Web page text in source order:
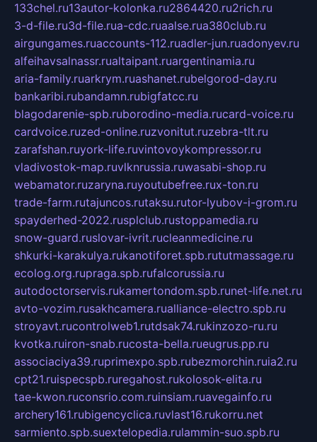
133chel.ru13autor-kolonka.ru2864420.ru2rich.ru
3-d-file.ru3d-file.rua-cdc.ruaalse.rua380club.ru
airgungames.ruaccounts-112.ruadler-jun.ruadonyev.ru
alfeihavsalnassr.rualtaipant.ruargentinamia.ru
aria-family.ruarkrym.ruashanet.rubelgorod-day.ru
bankaribi.rubandamn.rubigfatcc.ru
blagodarenie-spb.ruborodino-media.rucard-voice.ru
cardvoice.ruzed-online.ruzvonitut.ruzebra-tlt.ru
zarafshan.ruyork-life.ruvintovoykompressor.ru
vladivostok-map.ruvlknrussia.ruwasabi-shop.ru
webamator.ruzaryna.ruyoutubefree.rux-ton.ru
trade-farm.rutajuncos.rutaksu.rutor-lyubov-i-grom.ru
spayderhed-2022.rusplclub.rustoppamedia.ru
snow-guard.ruslovar-ivrit.rucleanmedicine.ru
shkurki-karakulya.rukanotiforet.spb.rututmassage.ru
ecolog.org.rupraga.spb.rufalcorussia.ru
autodoctorservis.rukamertondom.spb.runet-life.net.ru
avto-vozim.rusakhcamera.rualliance-electro.spb.ru
stroyavt.rucontrolweb1.rutdsak74.rukinzozo-ru.ru
kvotka.ruiron-snab.rucosta-bella.rueugrus.pp.ru
associaciya39.ruprimexpo.spb.rubezmorchin.ruia2.ru
cpt21.ruispecspb.ruregahost.rukolosok-elita.ru
tae-kwon.ruconsrio.com.ruinsiam.ruavegainfo.ru
archery161.rubigencyclica.ruvlast16.rukorru.net
sarmiento.spb.suextelopedia.rulammin-suo.spb.ru